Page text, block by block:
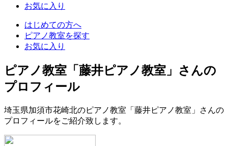
お気に入り
はじめての方へ
ピアノ教室を探す
お気に入り
ピアノ教室「藤井ピアノ教室」さんの
プロフィール
埼玉県加須市花崎北のピアノ教室「藤井ピアノ教室」さんの
プロフィールをご紹介致します。